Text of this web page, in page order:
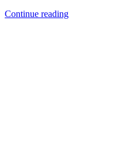
Continue reading